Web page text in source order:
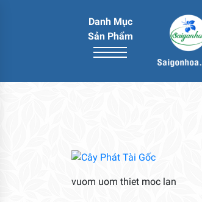
Danh Mục
Sản Phẩm
vuom uom thiet moc lan